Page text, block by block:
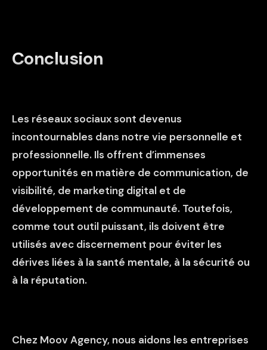
Conclusion
Les réseaux sociaux sont devenus
incontournables dans notre vie personnelle et
professionnelle. Ils offrent d’immenses
opportunités en matière de communication, de
visibilité, de marketing digital et de
développement de communauté. Toutefois,
comme tout outil puissant, ils doivent être
utilisés avec discernement pour éviter les
dérives liées à la santé mentale, à la sécurité ou
à la réputation.
Chez Moov Agency, nous aidons les entreprises